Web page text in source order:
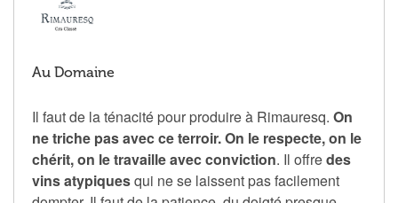
Au Domaine
Il faut de la ténacité pour produire à Rimauresq. On
ne triche pas avec ce terroir. On le respecte, on le
chérit, on le travaille avec conviction. Il offredes
vins atypiquesqui ne se laissent pas facilement